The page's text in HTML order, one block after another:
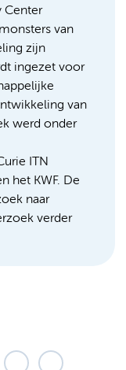
Center
van
zijn
ingezet voor
van
werd onder
ITN
het KWF. De
naar
verder